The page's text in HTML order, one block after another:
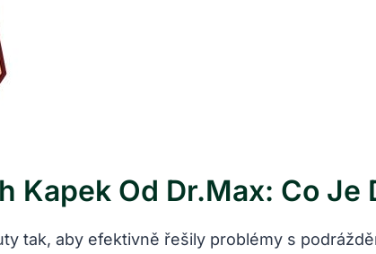
Kapek Od Dr.Max: Co Je
tak, aby efektivně řešily problémy s